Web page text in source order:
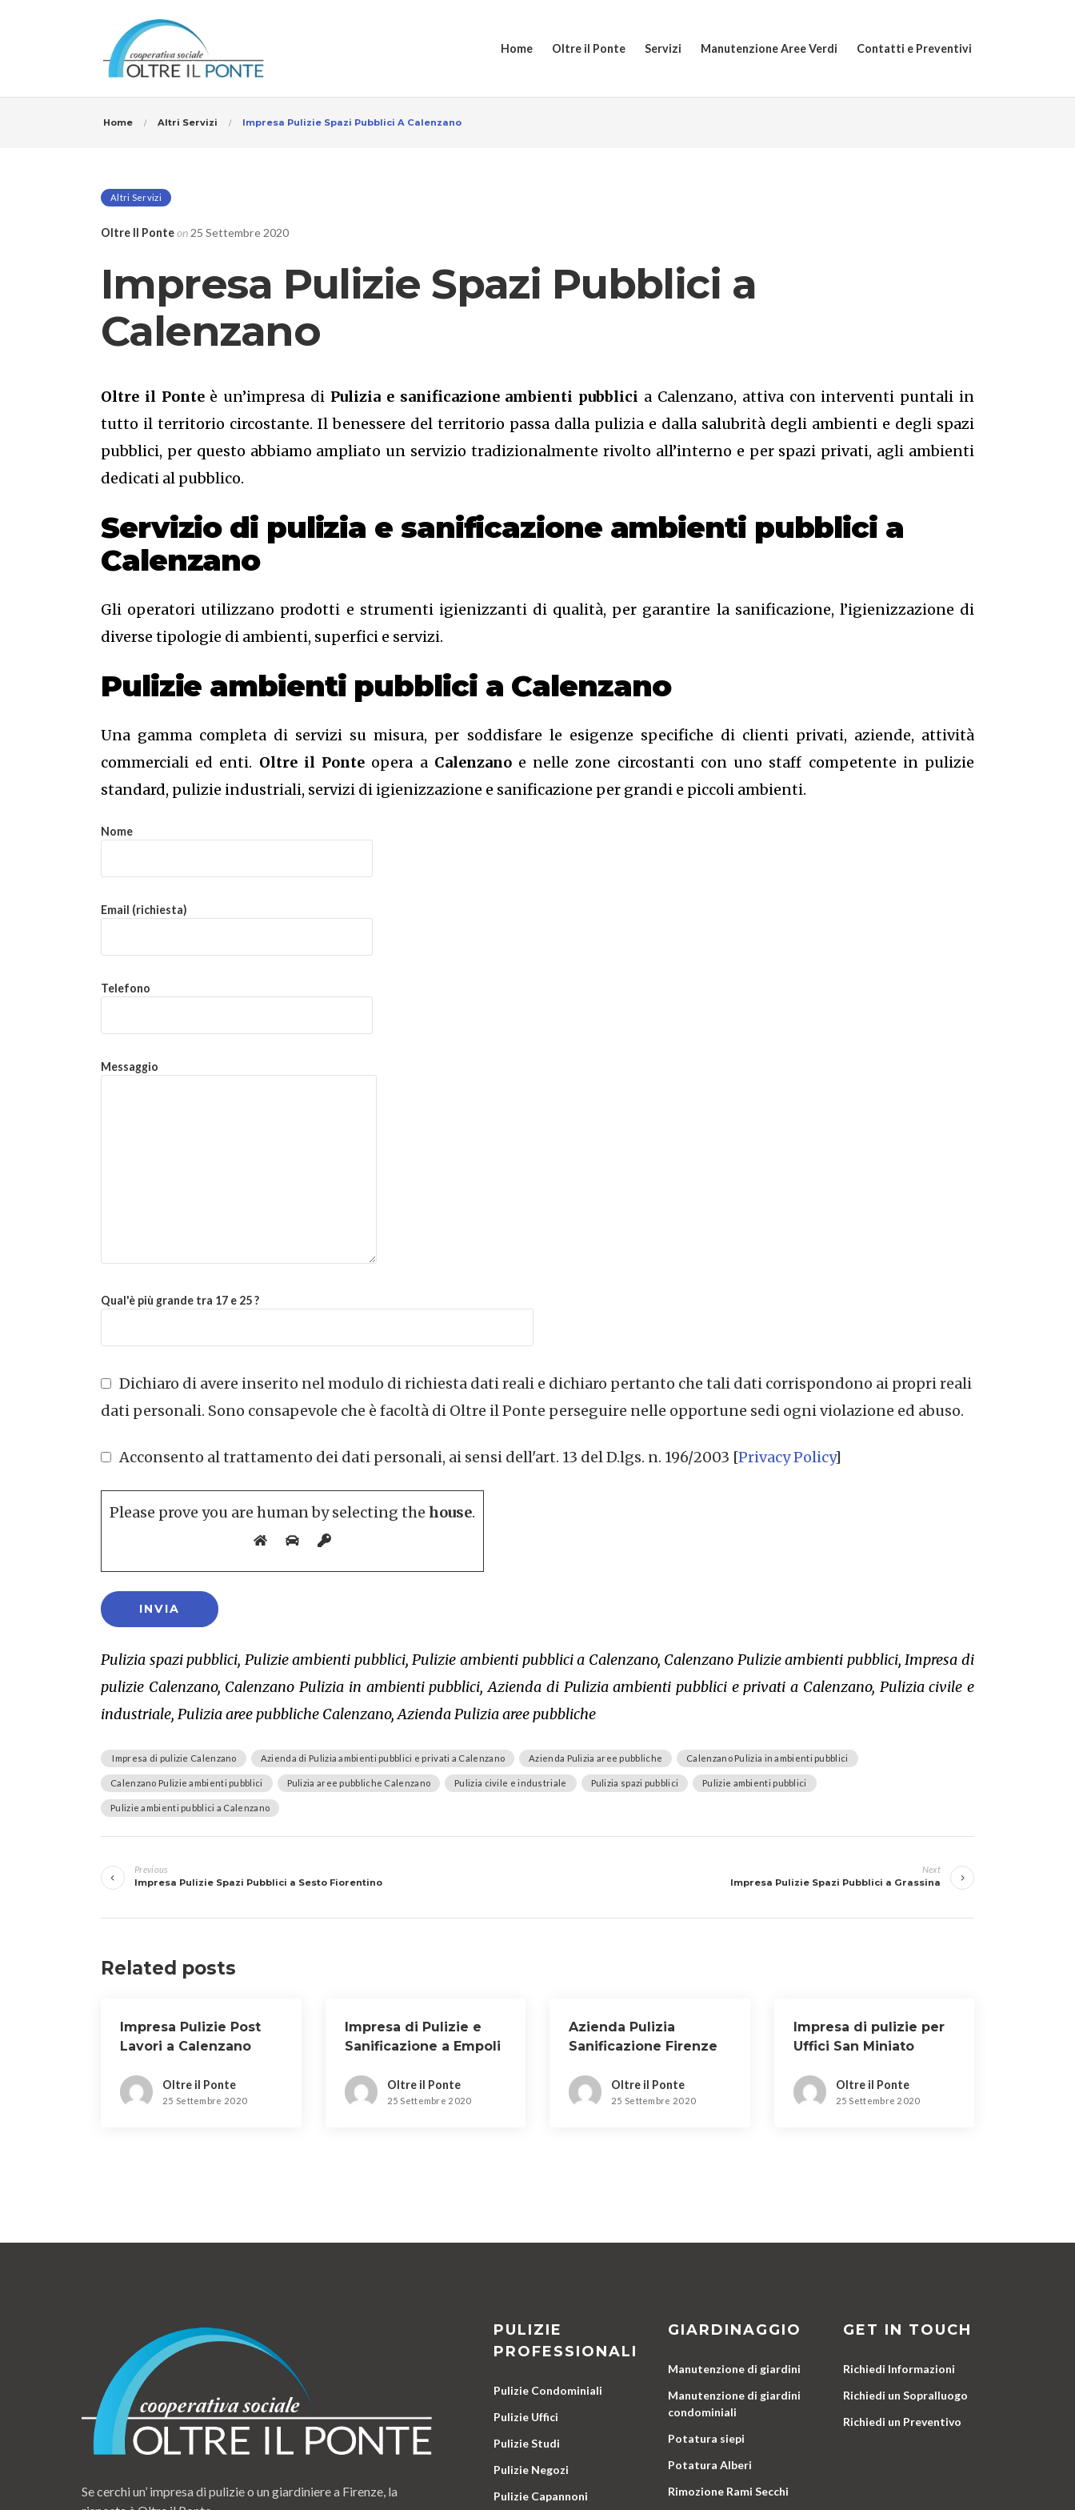
Home Oltre il Ponte Servizi Manutenzione Aree Verdi Contatti e Preventivi
Home Altri Servizi Impresa Pulizie Spazi Pubblici A Calenzano
Altri Servizi
Oltre Il Ponteon25 Settembre 2020
Impresa Pulizie Spazi Pubblici a
Calenzano
Oltre il Ponteè un’impresa di Pulizia e sanificazione ambienti pubblici a Calenzano, attiva con interventi puntali in
tutto il territorio circostante. Il benessere del territorio passa dalla pulizia e dalla salubrità degli ambienti e degli spazi
pubblici, per questo abbiamo ampliato un servizio tradizionalmente rivolto all’interno e per spazi privati, agli ambienti
dedicati al pubblico.
Servizio di pulizia e sanificazione ambienti pubblici a
Calenzano
Gli operatori utilizzano prodotti e strumenti igienizzanti di qualità, per garantire la sanificazione, l’igienizzazione di
diverse tipologie di ambienti, superfici e servizi.
Pulizie ambienti pubblici a Calenzano
Una gamma completa di servizi su misura, per soddisfare le esigenze specifiche di clienti privati, aziende, attività
commerciali ed enti. Oltre il Ponte opera a Calenzanoe nelle zone circostanti con uno staff competente in pulizie
standard, pulizie industriali, servizi di igienizzazione e sanificazione per grandi e piccoli ambienti.
Nome
Email (richiesta)
Telefono
Messaggio
Qual'è più grande tra 17 e 25 ?
Dichiaro di avere inserito nel modulo di richiesta dati reali e dichiaro pertanto che tali dati corrispondono ai propri reali
dati personali. Sono consapevole che è facoltà di Oltre il Ponte perseguire nelle opportune sedi ogni violazione ed abuso.
Acconsento al trattamento dei dati personali, ai sensi dell'art. 13 del D.lgs. n. 196/2003 [Privacy Policy]
Please prove you are human by selecting the house.
Pulizia spazi pubblici, Pulizie ambienti pubblici, Pulizie ambienti pubblici a Calenzano, Calenzano Pulizie ambienti pubblici, Impresa di
pulizie Calenzano, Calenzano Pulizia in ambienti pubblici, Azienda di Pulizia ambienti pubblici e privati a Calenzano, Pulizia civile e
industriale, Pulizia aree pubbliche Calenzano, Azienda Pulizia aree pubbliche
Impresa di pulizie Calenzano Azienda di Pulizia ambienti pubblici e privati a Calenzano Azienda Pulizia aree pubbliche Calenzano Pulizia in ambienti pubblici
Calenzano Pulizie ambienti pubblici Pulizia aree pubbliche Calenzano Pulizia civile e industriale Pulizia spazi pubblici Pulizie ambienti pubblici
Pulizie ambienti pubblici a Calenzano
articoli
Previous
Impresa Pulizie Spazi Pubblici a Sesto Fiorentino
Next
Impresa Pulizie Spazi Pubblici a Grassina
Related posts
Impresa Pulizie Post
Lavori a Calenzano
Oltre il Ponte
25 Settembre 2020
Impresa di Pulizie e
Sanificazione a Empoli
Oltre il Ponte
25 Settembre 2020
Azienda Pulizia
Sanificazione Firenze
Oltre il Ponte
25 Settembre 2020
Impresa di pulizie per
Uffici San Miniato
Oltre il Ponte
25 Settembre 2020
Se cerchi un’ impresa di pulizie o un giardiniere a Firenze, la
PULIZIE
PROFESSIONALI
Pulizie Condominiali
Pulizie Uffici
Pulizie Studi
Pulizie Negozi
Pulizie Capannoni
GIARDINAGGIO
Manutenzione di giardini
Manutenzione di giardini
condominiali
Potatura siepi
Potatura Alberi
Rimozione Rami Secchi
GET IN TOUCH
Richiedi Informazioni
Richiedi un Sopralluogo
Richiedi un Preventivo